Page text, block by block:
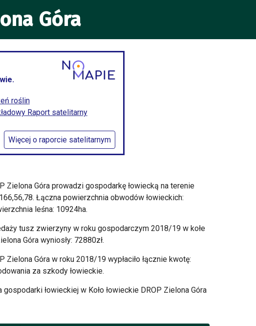
Góra
roślin
Raport satelitarny
Więcej o raporcie satelitarnym
Zielona Góra prowadzi gospodarkę łowiecką na terenie
Łączna powierzchnia obwodów łowieckich:
leśna: 10924ha.
tusz zwierzyny w roku gospodarczym 2018/19 w kołe
Góra wyniosły: 72880zł.
Zielona Góra w roku 2018/19 wypłaciło łącznie kwotę:
za szkody łowieckie.
łowieckiej w Koło łowieckie DROP Zielona Góra